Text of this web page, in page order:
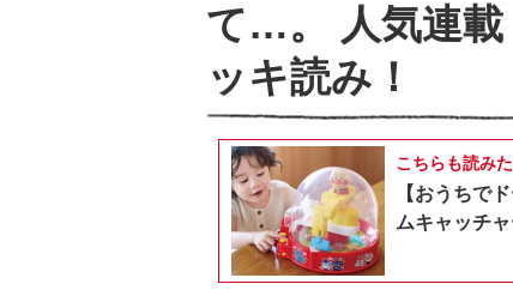
て…。 人気連
ッキ読み！
こちらも読み
【おうちで
ムキャッチ